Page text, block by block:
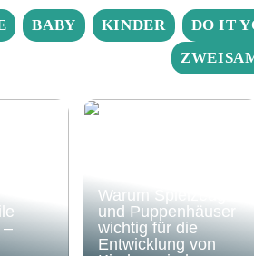
BABY KINDER DO IT
–
Warum Spielzeug
und Puppenhäuser
wichtig für die
Entwicklung von